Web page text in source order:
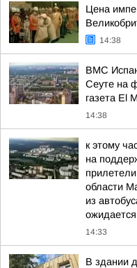
Цена
14:38
ВМС
Сеуте на
газета El
14:38
к этому
на
области
из
14:33
В здании